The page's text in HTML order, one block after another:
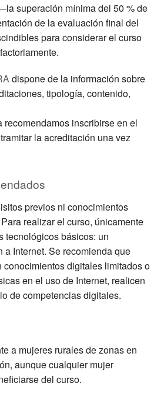
superación mínima del 50 % de
de la evaluación final del
para considerar el curso
dispone de la información sobre
tipología, contenido,
inscribirse en el
la acreditación una vez
previos ni conocimientos
realizar el curso, únicamente
tecnológicos básicos: un
a Internet. Se recomienda que
digitales limitados o
en el uso de Internet, realicen
de competencias digitales.
a mujeres rurales de zonas en
aunque cualquier mujer
del curso.